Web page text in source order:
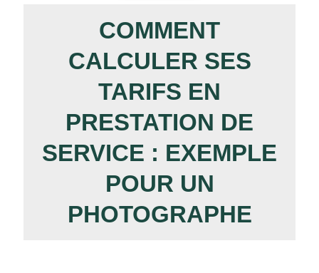
COMMENT
CALCULER SES
TARIFS EN
PRESTATION DE
SERVICE : EXEMPLE
POUR UN
PHOTOGRAPHE